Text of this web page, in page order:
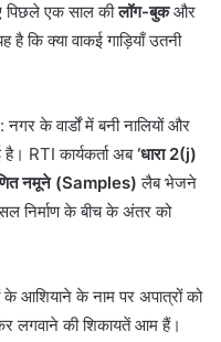
पिछले एक साल कीलॉग-बुकऔर
है कि क्या वाकई गाड़ियाँ उतनी
के वार्डों में बनी नालियों और
RTI कार्यकर्ता अब‘धारा 2(j)
नमूने (Samples) लैब भेजने
निर्माण के बीच के अंतर को
के आशियाने के नाम पर अपात्रों को
लगवाने की शिकायतें आम हैं।